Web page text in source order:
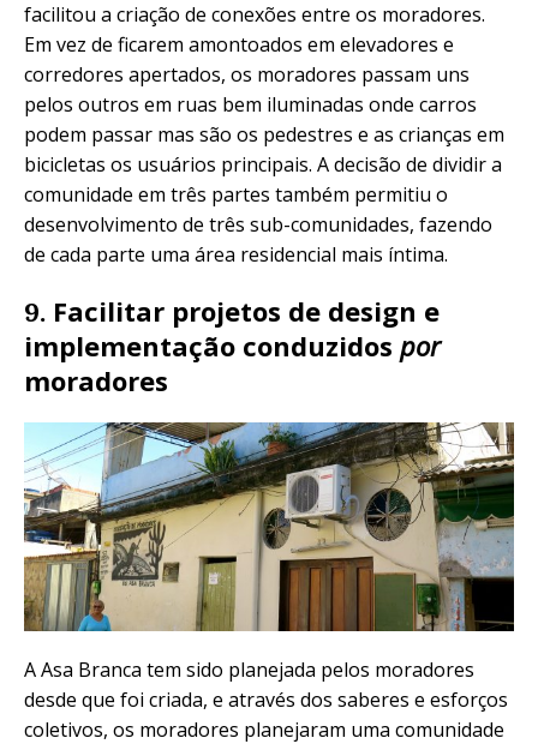
facilitou a criação de conexões entre os moradores.
Em vez de ficarem amontoados em elevadores e
corredores apertados, os moradores passam uns
pelos outros em ruas bem iluminadas onde carros
podem passar mas são os pedestres e as crianças em
bicicletas os usuários principais. A decisão de dividir a
comunidade em três partes também permitiu o
desenvolvimento de três sub-comunidades, fazendo
de cada parte uma área residencial mais íntima.
9. Facilitar projetos de design e
implementação conduzidos por
moradores
A Asa Branca tem sido planejada pelos moradores
desde que foi criada, e através dos saberes e esforços
coletivos, os moradores planejaram uma comunidade